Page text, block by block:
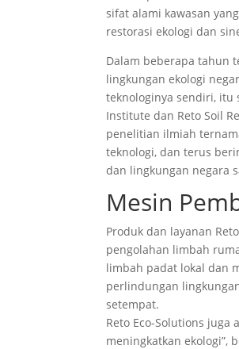
sifat alami kawasan
restorasi ekologi dan
Dalam beberapa tahun
lingkungan ekologi
teknologinya sendiri, itu
Institute dan Reto Soil
penelitian ilmiah
teknologi, dan terus
dan lingkungan negara
Mesin
Produk dan layanan
pengolahan limbah
limbah padat lokal dan
perlindungan
setempat.
Reto Eco-Solutions
meningkatkan ekologi”,